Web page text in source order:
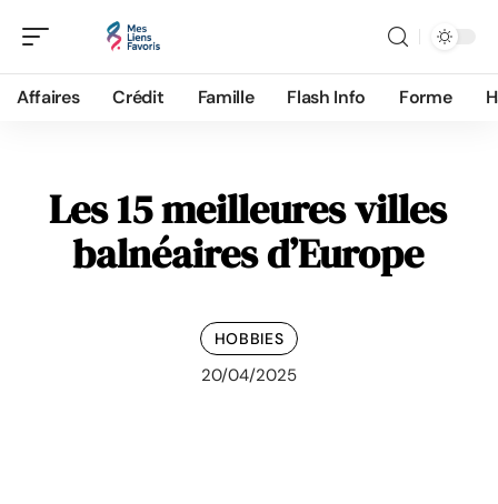
Affaires Crédit Famille Flash Info Forme
Les 15 meilleures villes
balnéaires d’Europe
HOBBIES
20/04/2025